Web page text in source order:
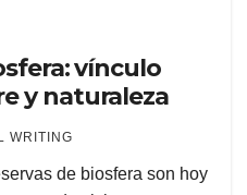
vínculo
y naturaleza
WRITING
de biosfera son hoy